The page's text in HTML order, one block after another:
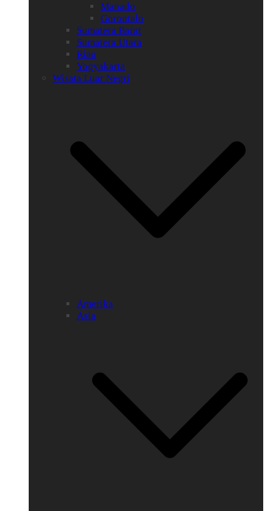
Manado
Gorontalo
Sumatera Barat
Sumatera Utara
Riau
Yogyakarta
Wisata Luar Negri
Amerika
Asia